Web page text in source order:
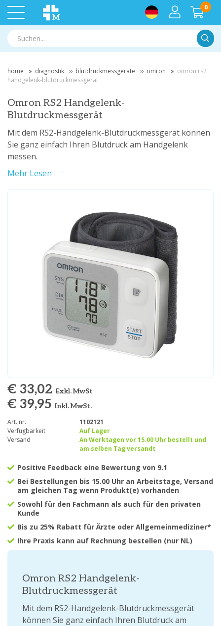
0
home diagnostik blutdruckmessgeräte omron
omron rs2
handgelenk-blutdruckmessgerät
Omron RS2 Handgelenk-
Blutdruckmessgerät
Mit dem RS2-Handgelenk-Blutdruckmessgerät können
Sie ganz einfach Ihren Blutdruck am Handgelenk
messen.
Mehr Lesen
€ 33,02 Exkl. MwSt
€ 39,95 Inkl. MwSt.
Art. nr.
1102121
Verfügbarkeit
Auf Lager
Versand
An Werktagen vor 15.00 Uhr bestellt und
am selben Tag versandt
Positive Feedback eine Bewertung von 9.1
Bei Bestellungen bis 15.00 Uhr an Arbeitstage, Versand
am gleichen Tag wenn Produkt(e) vorhanden
Sowohl für den Fachmann als auch für den privaten
Kunde
Bis zu 25% Rabatt für Ärzte oder Allgemeinmediziner*
Ihre Praxis kann auf Rechnung bestellen (nur NL)
Omron RS2 Handgelenk-
Blutdruckmessgerät
Mit dem RS2-Handgelenk-Blutdruckmessgerät
können Sie ganz einfach Ihren Blutdruck am